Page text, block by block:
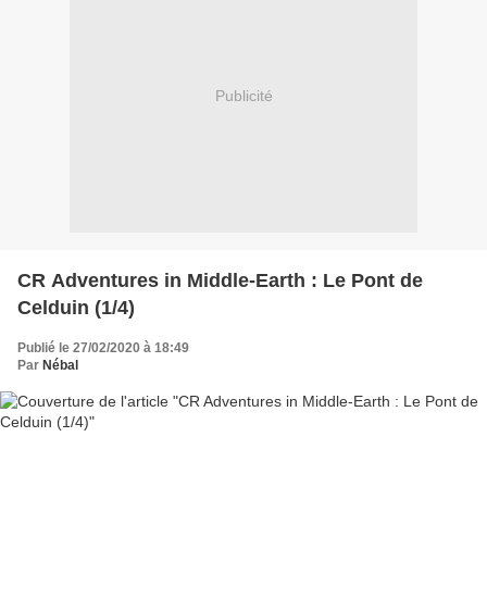
Publicité
CR Adventures in Middle-Earth : Le Pont de
Celduin (1/4)
Publié le 27/02/2020 à 18:49
Par Nébal